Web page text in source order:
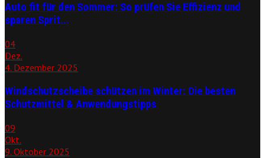
Auto fit für den Sommer: So prüfen Sie Effizienz und
sparen Sprit...
04
Dez.
4. Dezember 2025
Windschutzscheibe schützen im Winter: Die besten
Schutzmittel & Anwendungstipps
09
Okt.
9. Oktober 2025